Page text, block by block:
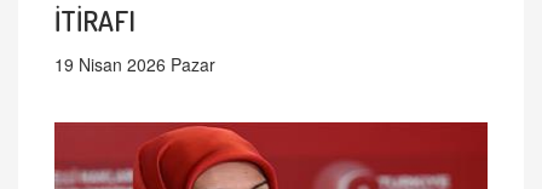
İTİRAFI
19 Nisan 2026 Pazar